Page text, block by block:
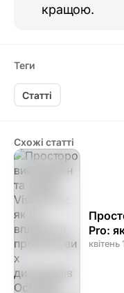
кращою.
Теги
Статті
Схожі статті
Pro:
квітень